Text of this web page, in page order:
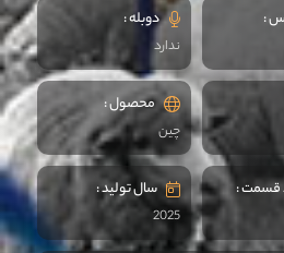
: دوبله :
ندارد
محصول :
چين
قسمت : سال تولید :
2025